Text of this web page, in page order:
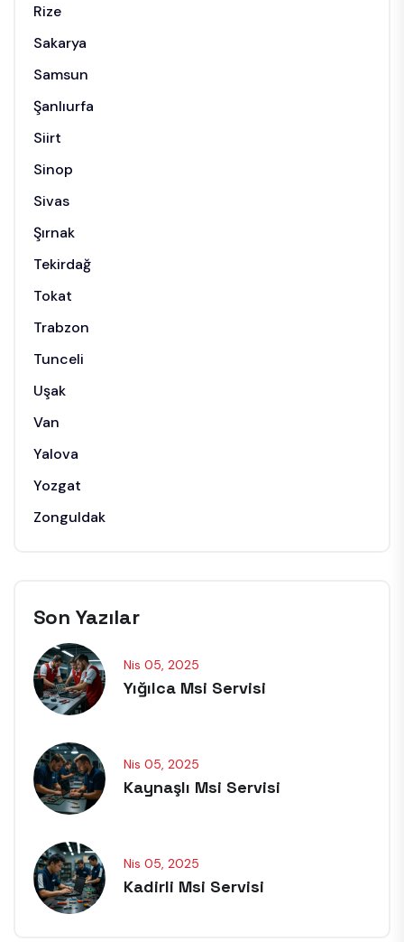
Rize
Sakarya
Samsun
Şanlıurfa
Siirt
Sinop
Sivas
Şırnak
Tekirdağ
Tokat
Trabzon
Tunceli
Uşak
Van
Yalova
Yozgat
Zonguldak
Son Yazılar
Nis 05, 2025
Yığılca Msi Servisi
Nis 05, 2025
Kaynaşlı Msi Servisi
Nis 05, 2025
Kadirli Msi Servisi